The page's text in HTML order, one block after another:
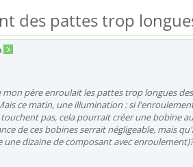
des pattes trop
mon père enroulait les pattes trop longues
ce matin, une illumination : si
touchent pas, cela pourrait créer une bobine
de ces bobines serrait négligeable, mais
une dizaine de composant avec enroulement)?